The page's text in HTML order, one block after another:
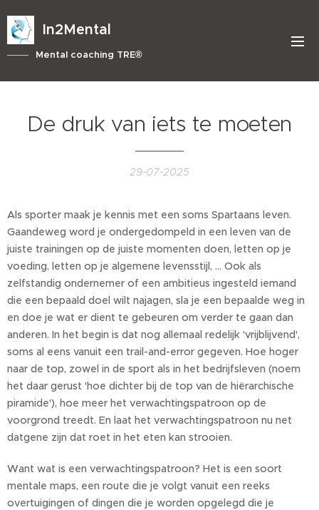
In2Mental
Mental coaching TRE®
De druk van iets te moeten
29-07-2025
Als sporter maak je kennis met een soms Spartaans leven.
Gaandeweg word je ondergedompeld in een leven van de
juiste trainingen op de juiste momenten doen, letten op je
voeding, letten op je algemene levensstijl, … Ook als
zelfstandig ondernemer of een ambitieus ingesteld iemand
die een bepaald doel wilt najagen, sla je een bepaalde weg in
en doe je wat er dient te gebeuren om verder te gaan dan
anderen. In het begin is dat nog allemaal redelijk 'vrijblijvend',
soms al eens vanuit een trail-and-error gegeven. Hoe hoger
naar de top, zowel in de sport als in het bedrijfsleven (noem
het daar gerust 'hoe dichter bij de top van de hiërarchische
piramide'), hoe meer het verwachtingspatroon op de
voorgrond treedt. En laat het verwachtingspatroon nu net
datgene zijn dat roet in het eten kan strooien.
Want wat is een verwachtingspatroon? Het is een soort
mentale maps, een route die je volgt vanuit een reeks
overtuigingen of dingen die je worden opgelegd die je